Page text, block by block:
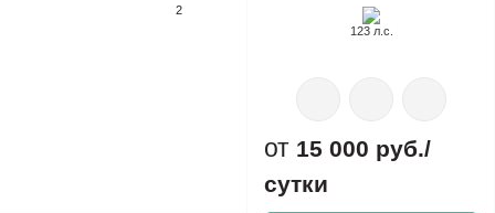
2
123 л.с.
15 000 руб./
сутки